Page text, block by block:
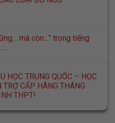
mà còn…” trong tiếng
HỌC TRUNG QUỐC – HỌC
TRỢ CẤP HÀNG THÁNG
THPT!